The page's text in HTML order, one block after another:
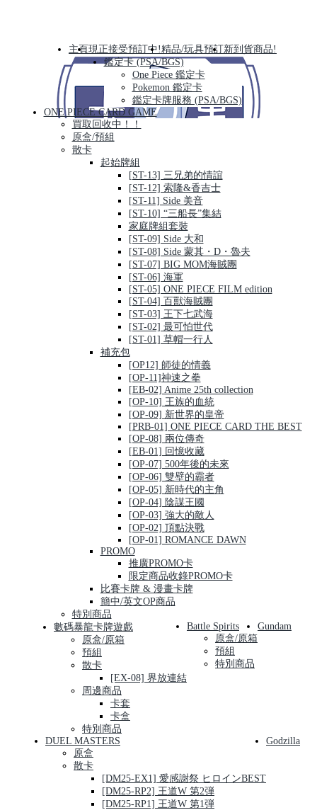
主頁現正接受預訂中!精品/玩具預訂新到貨商品!
鑑定卡 (PSA/BGS)
One Piece 鑑定卡
Pokemon 鑑定卡
鑑定卡牌服務 (PSA/BGS)
ONE PIECE CARD GAME
買取回收中！！
原盒/預組
散卡
起始牌組
[ST-13] 三兄弟的情誼
[ST-12] 索隆&香吉士
[ST-11] Side 美音
[ST-10] “三船長”集結
家庭牌組套裝
[ST-09] Side 大和
[ST-08] Side 蒙其・D・魯夫
[ST-07] BIG MOM海賊團
[ST-06] 海軍
[ST-05] ONE PIECE FILM edition
[ST-04] 百獸海賊團
[ST-03] 王下七武海
[ST-02] 最可怕世代
[ST-01] 草帽一行人
補充包
[OP12] 師徒的情義
[OP-11]神速之拳
[EB-02] Anime 25th collection
[OP-10] 王族的血統
[OP-09] 新世界的皇帝
[PRB-01] ONE PIECE CARD THE BEST
[OP-08] 兩位傳奇
[EB-01] 回憶收藏
[OP-07] 500年後的未來
[OP-06] 雙壁的霸者
[OP-05] 新時代的主角
[OP-04] 陰謀王國
[OP-03] 強大的敵人
[OP-02] 頂點決戰
[OP-01] ROMANCE DAWN
PROMO
推廣PROMO卡
限定商品收錄PROMO卡
比賽卡牌 & 漫畫卡牌
簡中/英文OP商品
特別商品
數碼暴龍卡牌遊戲
原盒/原箱
預組
散卡
[EX-08] 界放連結
周邊商品
卡套
卡盒
特別商品
Battle Spirits
原盒/原箱
預組
特別商品
Gundam
DUEL MASTERS
原盒
散卡
[DM25-EX1] 愛感謝祭 ヒロインBEST
[DM25-RP2] 王道W 第2弾
[DM25-RP1] 王道W 第1弾
Godzilla